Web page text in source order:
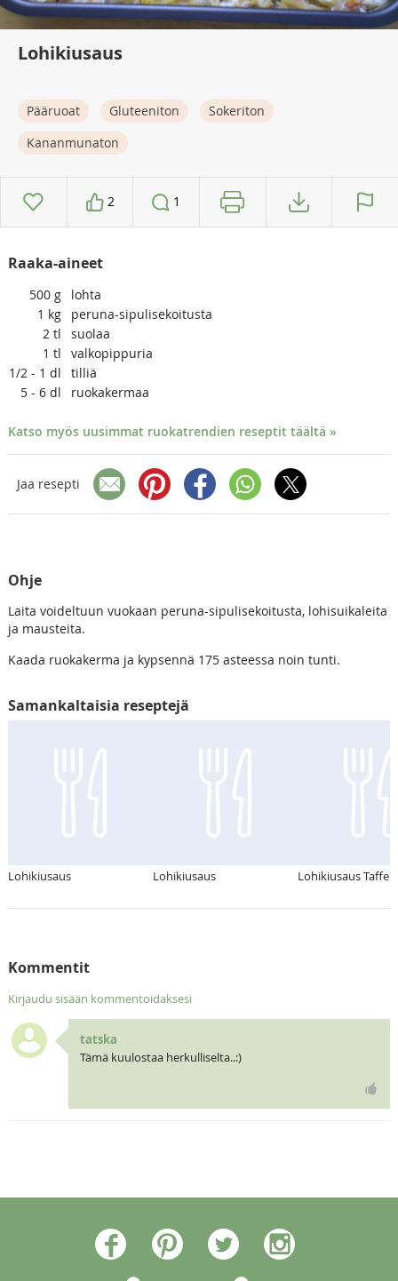
Lohikiusaus
Pääruoat Gluteeniton
Sokeriton
Kananmunaton
2 1
Raaka-aineet
500 g
lohta
1 kg
peruna-sipulisekoitusta
2 tl
suolaa
1 tl
valkopippuria
1/2 - 1 dl
tilliä
5 - 6 dl ruokakermaa
Katso myös uusimmat ruokatrendien reseptit täältä »
Jaa resepti
Ohje
Laita voideltuun vuokaan peruna-sipulisekoitusta, lohisuikaleita
ja mausteita.
Kaada ruokakerma ja kypsennä 175 asteessa noin tunti.
Samankaltaisia reseptejä
Lohikiusaus Lohikiusaus Lohikiusaus Taffel
Kommentit
Kirjaudu sisään kommentoidaksesi
tatska
Tämä kuulostaa herkulliselta..:)